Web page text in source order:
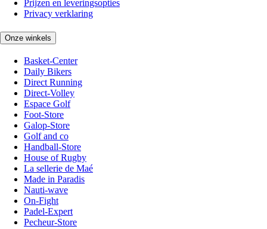
Prijzen en leveringsopties
Privacy verklaring
Onze winkels
Basket-Center
Daily Bikers
Direct Running
Direct-Volley
Espace Golf
Foot-Store
Galop-Store
Golf and co
Handball-Store
House of Rugby
La sellerie de Maé
Made in Paradis
Nauti-wave
On-Fight
Padel-Expert
Pecheur-Store